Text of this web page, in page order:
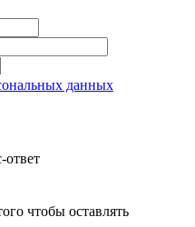
данных
ответ
чтобы оставлять